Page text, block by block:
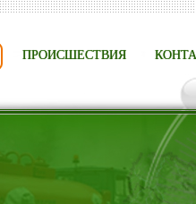
ПРОИСШЕСТВИЯ